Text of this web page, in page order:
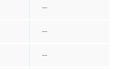
—
—
—